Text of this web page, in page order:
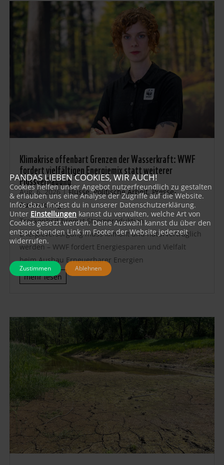
Klimakrise offenbart Grenzen der Wasserkraft: WWF
fordert vielfältigen Energiemix statt weiterer
Flussverbauung
Aug. 6, 2026|Flüsse,Politische Arbeit,Presse-
Aussendung
Trockenheit bremst Stromproduktion –
Energieversorgung muss klimafit und naturverträglich
werden – WWF fordert Energiesparen und Vielfalt
beim Ausbau Erneuerbarer Energien
mehr lesen
PANDAS LIEBEN COOKIES, WIR AUCH!
Cookies helfen unser Angebot nutzerfreundlich zu gestalten
& erlauben uns eine Analyse der Zugriffe auf die Website.
Infos dazu findest du in unserer Datenschutzerklärung.
Unter Einstellungen kannst du verwalten, welche Art von
Cookies gesetzt werden. Deine Auswahl kannst du über den
entsprechenden Link im Footer der Website jederzeit
widerrufen.
Zustimmen Ablehnen